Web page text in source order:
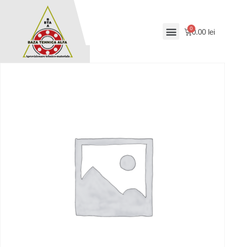
0.00 lei